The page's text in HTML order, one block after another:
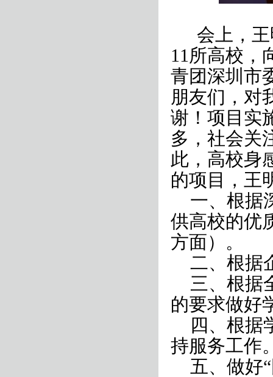
会上，
11 所高校，
青团深圳市
朋友们，对
谢！项目实
多，社会关
此，高校身
的项目，王
一、根据
供高校的优
方面）。
二、根据
三、根据
的要求做好
四、根据
持服务工作
五、做好